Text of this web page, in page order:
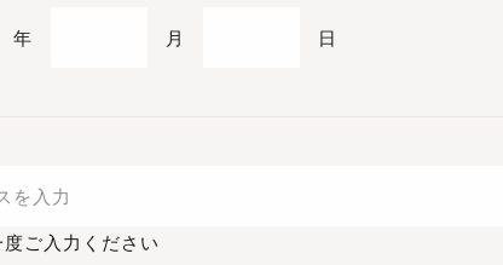
年 月 日
ご入力ください